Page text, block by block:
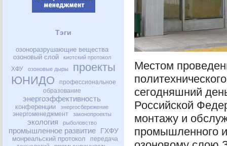
Тэги
озоноразрушающие вещества
озоновый слой
киотский протокол
ХФУ озоновые дыры
проекты
ЮНИДО
профессиональное
образование
энергоэффективность
конференции энергосбережение
энергоменеджмент законопроекты
экология рыболовство
промышленное развитие ГХФУ
монреальский протокол
передача
Местом
сегодняшний
Российской
монтажу и
промышленного